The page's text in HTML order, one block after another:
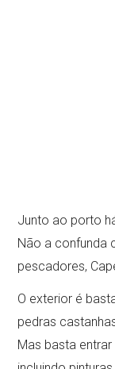
Junto ao porto
Não a confunda
pescadores,
O exterior é
pedras
Mas basta